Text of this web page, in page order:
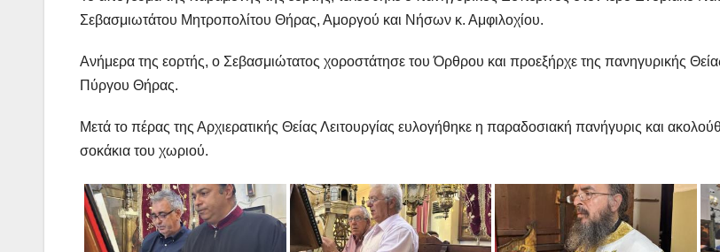
Σεβασμιωτάτου Μητροπολίτου Θήρας, Αμοργού και Νήσων κ. Αμφιλοχίου.
Ανήμερα της εορτής, ο Σεβασμιώτατος χοροστάτησε του Όρθρου και προεξήρχε της πανηγυρικής
Πύργου Θήρας.
Μετά το πέρας της Αρχιερατικής Θείας Λειτουργίας ευλογήθηκε η παραδοσιακή πανήγυρις και
σοκάκια του χωριού.